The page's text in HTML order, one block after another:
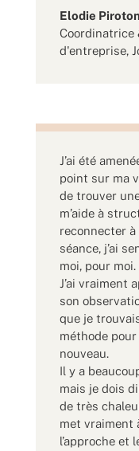
Elodie Piroton
Coordinatrice
d'entreprise,
J’ai été
point sur ma
de trouver
m’aide à
reconnecter
séance, j’ai
moi, pour moi.
J’ai vraiment
son
que je
méthode pour
nouveau.
Il y a
mais je dois
de très
met vraiment
l’approche et